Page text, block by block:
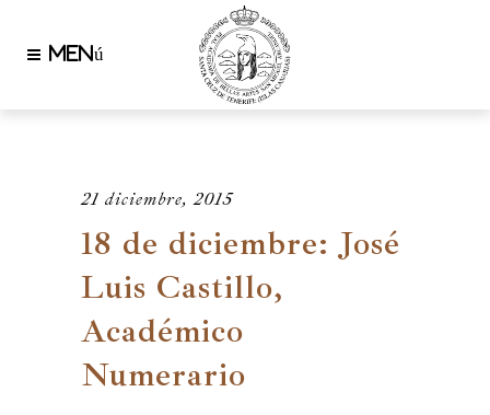
21 diciembre, 2015
18 de diciembre: José
Luis Castillo,
Académico
Numerario